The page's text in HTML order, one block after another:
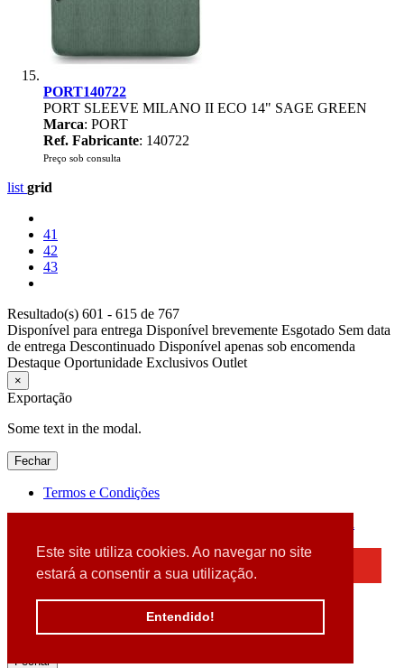
Este site utiliza cookies. Ao navegar no site
estará a consentir a sua utilização.
Entendido!
PORT140722
PORT SLEEVE MILANO II ECO 14" SAGE GREEN
Marca: PORT
Ref. Fabricante: 140722
Preço sob consulta
list grid
41
42
43
Resultado(s) 601 - 615 de 767
Disponível para entrega Disponível brevemente Esgotado Sem data
de entrega Descontinuado Disponível apenas sob encomenda
Destaque Oportunidade Exclusivos Outlet
×
Exportação
Some text in the modal.
Fechar
Termos e Condições
Detectamos que está a usar um browser desatualizado
Por favor, atualize o seu browser
para garantir uma melhor experiência.
Fechar